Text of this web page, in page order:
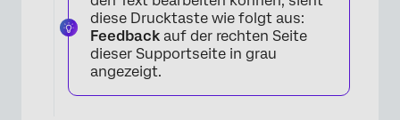
diese Drucktaste wie folgt aus:
Feedback auf der rechten Seite
dieser Supportseite in grau
angezeigt.